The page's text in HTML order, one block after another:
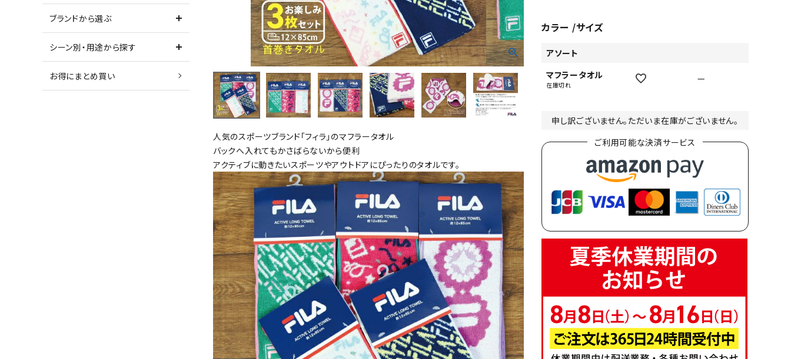
ブランドから選ぶ
シーン別・用途から探す
お得にまとめ買い
人気のスポーツブランド「フィラ」のマフラータオル
バックへ入れてもかさばらないから便利
アクティブに動きたいスポーツやアウトドアにぴったりのタオルです。
カラー サイズ
アソート
マフラータオル
在庫切れ
—
申し訳ございません。ただいま在庫がございません。
ご利用可能な決済サービス